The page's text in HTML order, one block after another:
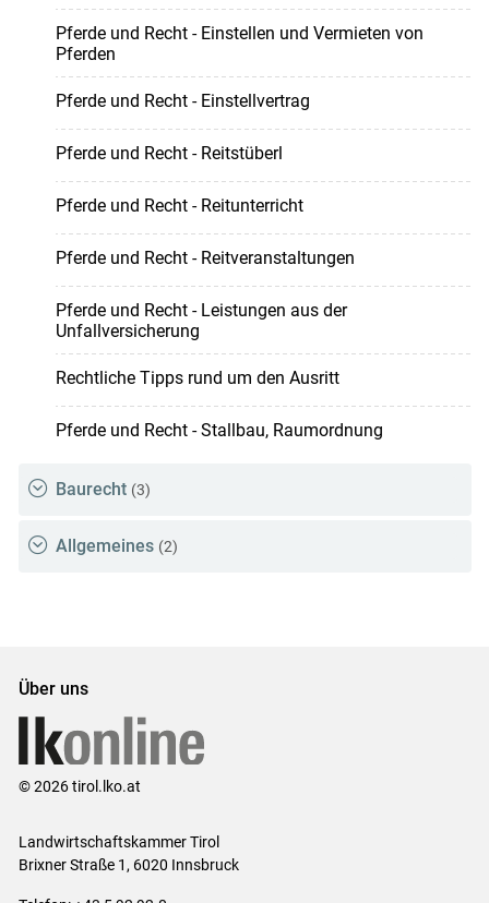
Pferde und Recht - Einstellen und Vermieten von
Pferden
Pferde und Recht - Einstellvertrag
Pferde und Recht - Reitstüberl
Pferde und Recht - Reitunterricht
Pferde und Recht - Reitveranstaltungen
Pferde und Recht - Leistungen aus der
Unfallversicherung
Rechtliche Tipps rund um den Ausritt
Pferde und Recht - Stallbau, Raumordnung
Baurecht (3)
Allgemeines (2)
Über uns
© 2026 tirol.lko.at
Landwirtschaftskammer Tirol
Brixner Straße 1, 6020 Innsbruck